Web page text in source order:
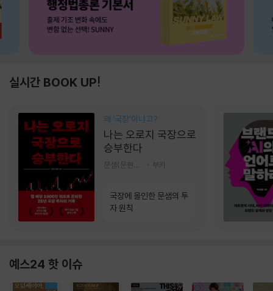
실시간 BOOK UP!
왜 ‘국장‘이냐고?
나는 오로지 국장으로
승부한다
부키
국장에 올인한 문샘의 투
자 원칙
예스24 핫 이슈